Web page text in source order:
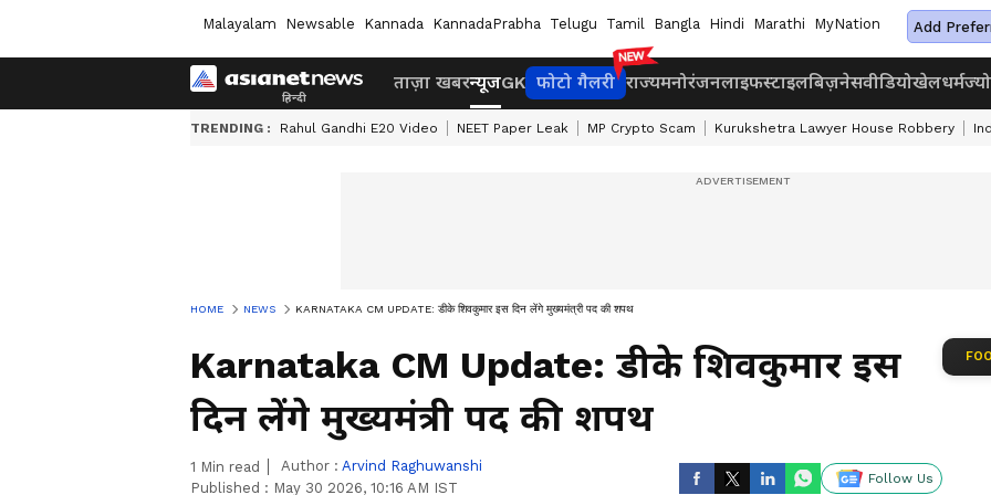
Malayalam Newsable Kannada KannadaPrabha Telugu Tamil Bangla Hindi Marathi MyNation Add
ताज़ा खबरन्यूजGK फोटो गैलरी राज्यमनोरंजनलाइफस्टाइलबिज़नेसवीडियोखेलधर्म
TRENDING : Rahul Gandhi E20 Video NEET Paper Leak MP Crypto Scam Kurukshetra Lawyer House Robbery
HOME NEWS KARNATAKA CM UPDATE: डीके शिवकुमार इस दिन लेंगे मुख्यमंत्री पद की शपथ
Karnataka CM Update: डीके शिवकुमार इस
दिन लेंगे मुख्यमंत्री पद की शपथ
1 Min read Author : Arvind Raghuwanshi
Published : May 30 2026, 10:16 AM IST
Follow Us